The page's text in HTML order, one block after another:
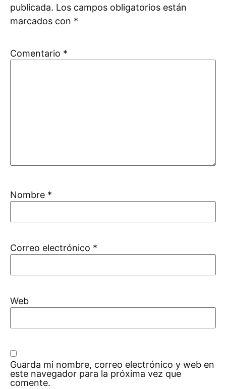
publicada. Los campos obligatorios están
marcados con *
Comentario *
Nombre *
Correo electrónico *
Web
Guarda mi nombre, correo electrónico y web en
este navegador para la próxima vez que
comente.